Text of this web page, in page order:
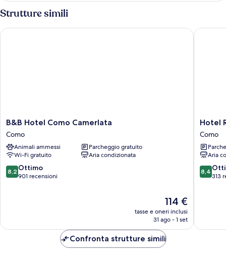
Strutture simili
B&B
Hotel
Como
Camerlata
Como
B&B Hotel Como Camerlata
Como
Animali ammessi
Parcheggio gratuito
Wi-Fi gratuito
Aria condizionata
8.2
su
8,2 Ottimo
901 recensioni
Il
prezzo
attuale
114 €
114 €
tasse e oneri inclusi
31 ago - 1 set
B&B Hotel Como Camerlata
Hotel
Como
Como
Hotel
Como
Aria
8.4
su
8,4
313
Hotel
Confronta strutture simili